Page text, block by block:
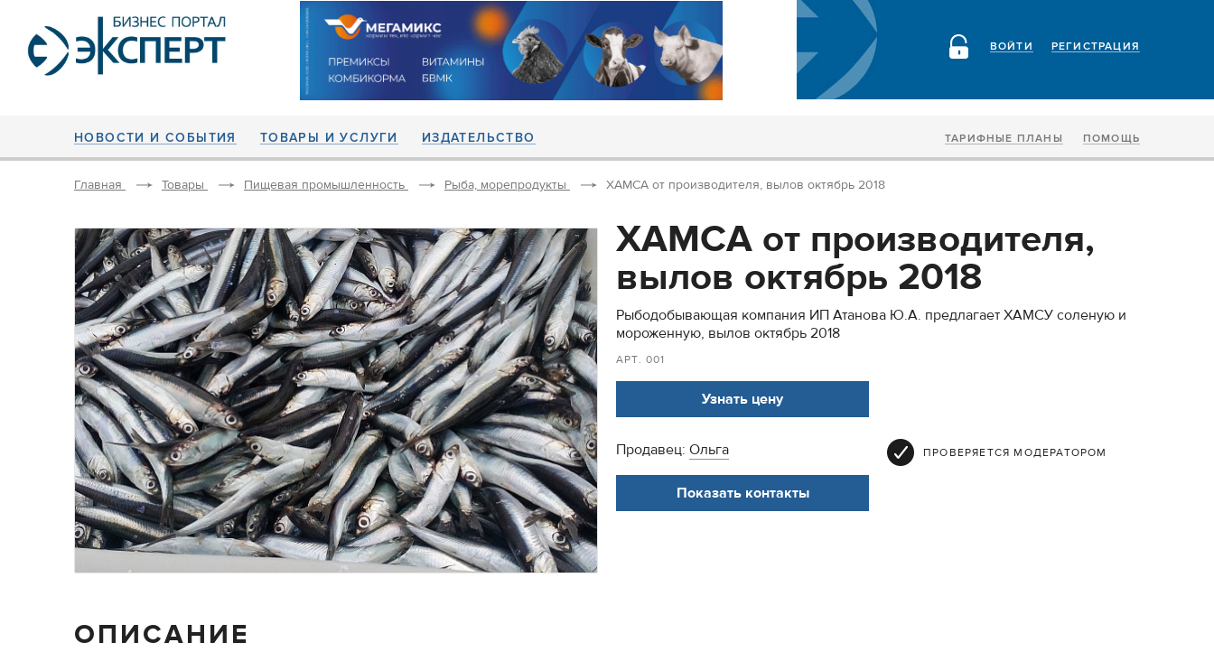
РЕГИСТРАЦИЯ
ВОЙТИ
НОВОСТИ И СОБЫТИЯ ТОВАРЫ И УСЛУГИ ИЗДАТЕЛЬСТВО ТАРИФНЫЕ ПЛАНЫ ПОМОЩЬ
Главная Товары Пищевая промышленность Рыба, морепродукты ХАМСА от производителя, вылов октябрь 2018
ХАМСА от производителя,
вылов октябрь 2018
Рыбодобывающая компания ИП Атанова Ю.А. предлагает ХАМСУ соленую и
мороженную, вылов октябрь 2018
АРТ. 001
Узнать цену
Продавец: Ольга ПРОВЕРЯЕТСЯ МОДЕРАТОРОМ
Показать контакты
ОПИСАНИЕ